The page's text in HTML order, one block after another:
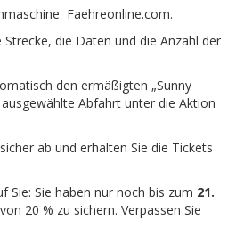
Faehreonline.com.
die Daten und die Anzahl der
den ermäßigten „Sunny
Abfahrt unter die Aktion
ab und erhalten Sie die Tickets
Sie: Sie haben nur noch bis zum 21.
20 % zu sichern. Verpassen Sie